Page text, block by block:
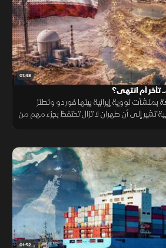
01:48
تأخر أم انتهى؟
بمنشآت نووية إيرانية بينها فوردو ونطنز
تشير إلى أن طهران لا تزال تحتفظ بجزء مهم من
01:52